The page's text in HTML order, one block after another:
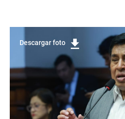
Descargar foto